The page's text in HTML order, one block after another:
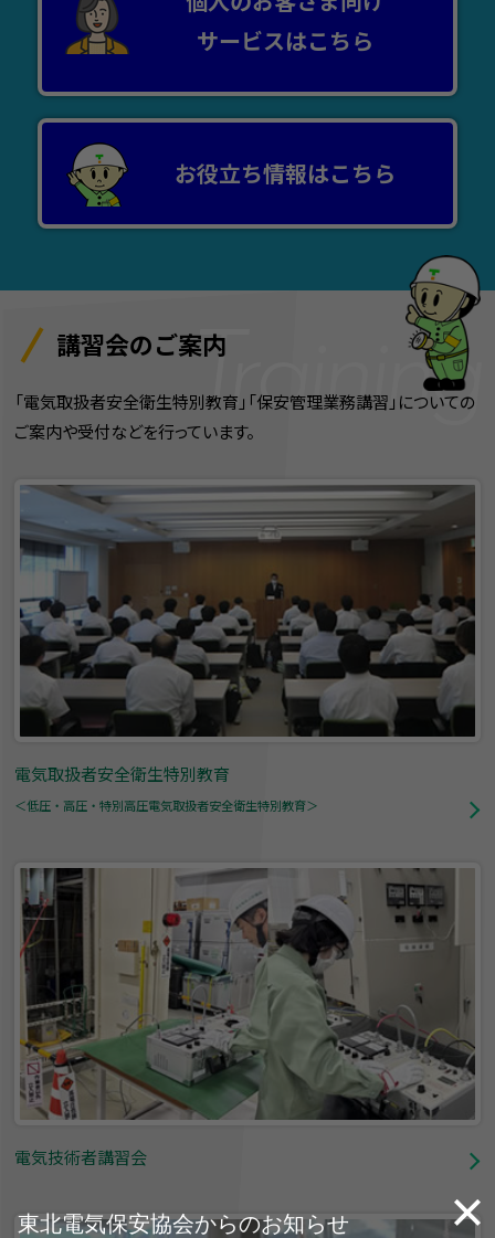
東北電気保安協会からのお知らせ
広報
サービスはこちら
お役立ち情報はこちら
講習会のご案内
「電気取扱者安全衛生特別教育」「保安管理業務講習」についての
ご案内や受付などを行っています。
電気取扱者安全衛生特別教育
＜低圧・高圧・特別高圧電気取扱者安全衛生特別教育＞
電気技術者講習会